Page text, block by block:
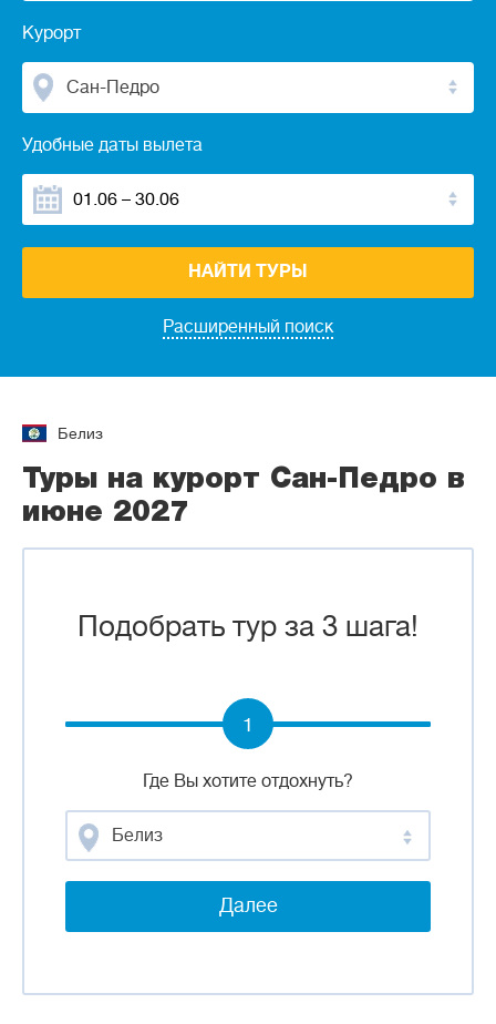
Курорт
Сан-Педро
Удобные даты вылета
Расширенный поиск
НАЙТИ ТУРЫ
Белиз
Туры на курорт Сан-Педро в
июне 2027
Подобрать тур за 3 шага!
Где Вы хотите отдохнуть?
Белиз
Далее
1